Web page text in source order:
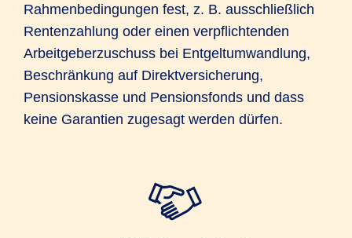
Rahmenbedingungen fest, z. B. ausschließlich
Rentenzahlung oder einen verpflichtenden
Arbeitgeberzuschuss bei Entgeltumwandlung,
Beschränkung auf Direktversicherung,
Pensionskasse und Pensionsfonds und dass
keine Garantien zugesagt werden dürfen.